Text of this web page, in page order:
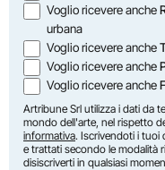
Voglio ricevere anche
urbana
Voglio ricevere anche
Voglio ricevere anche
Voglio ricevere anche
Artribune Srl utilizza i dati da
mondo dell'arte, nel rispetto
informativa. Iscrivendoti i tuoi
e trattati secondo le modalità
disiscriverti in qualsiasi